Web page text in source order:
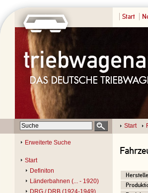
Start
Start
Erweiterte Suche
Start
Definiton
Länderbahnen (... - 1920)
DRG / DRB (1924-1949)